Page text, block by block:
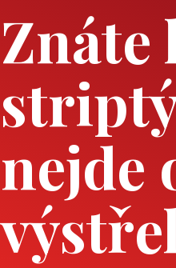
nejde